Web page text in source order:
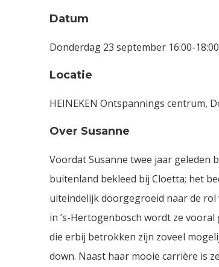
Datum
Donderdag 23 september 16:00-
Locatie
HEINEKEN Ontspannings centrum,
Over Susanne
Voordat Susanne twee jaar geleden
buitenland bekleed bij Cloetta; het
uiteindelijk doorgegroeid naar de rol
in ’s-Hertogenbosch wordt ze
die erbij betrokken zijn zoveel
down. Naast haar mooie carrière is